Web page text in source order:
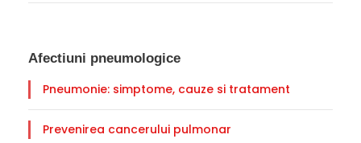
Afectiuni pneumologice
Pneumonie: simptome, cauze si tratament
Prevenirea cancerului pulmonar